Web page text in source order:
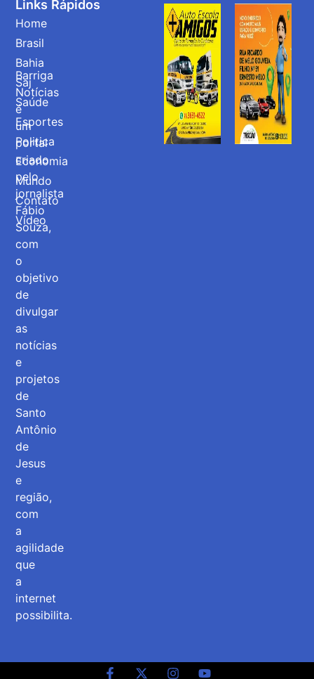
Barriga
Notícias
é
um
portal
criado
pelo
jornalista
Fábio
Souza,
com
o
objetivo
de
divulgar
as
notícias
e
projetos
de
Santo
Antônio
de
Jesus
e
região,
com
a
agilidade
que
a
internet
possibilita.
Links Rápidos
Home
Brasil
Bahia
Saj
Saúde
Esportes
Politica
Economia
Mundo
Contato
Vídeo